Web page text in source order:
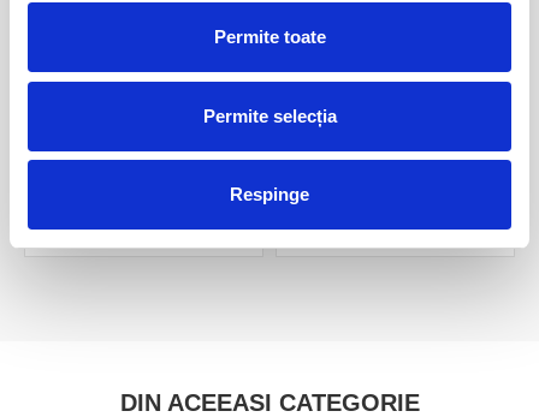
Permite toate
Permite selecția
Respinge
Pandantiv fluorina
multicolora
Pandantiv fluorina verde
30,00 Lei
DIN ACEEASI CATEGORIE